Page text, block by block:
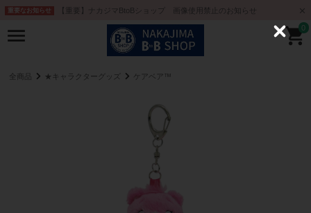
重要なお知らせ 【重要】ナカジマBtoBショップ 画像使用禁止のお知らせ
0
全商品 ★キャラクターグッズ ケアベア™
C